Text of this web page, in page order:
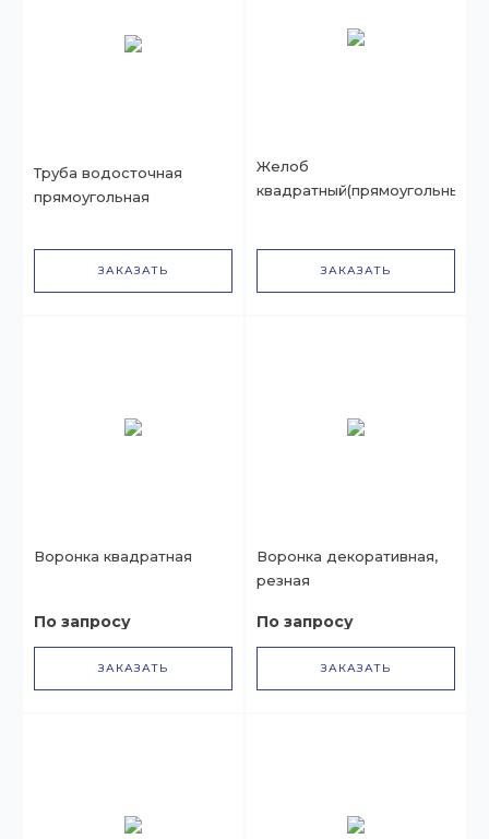
Труба водосточная
прямоугольная
ЗАКАЗАТЬ
Желоб
квадратный(прямоугольный)
ЗАКАЗАТЬ
Воронка квадратная
По запросу
ЗАКАЗАТЬ
Воронка декоративная,
резная
По запросу
ЗАКАЗАТЬ